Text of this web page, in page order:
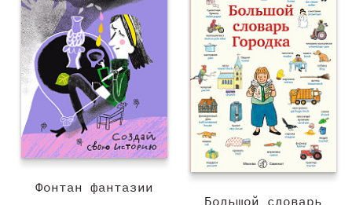
Большой словарь
Фонтан фантазии